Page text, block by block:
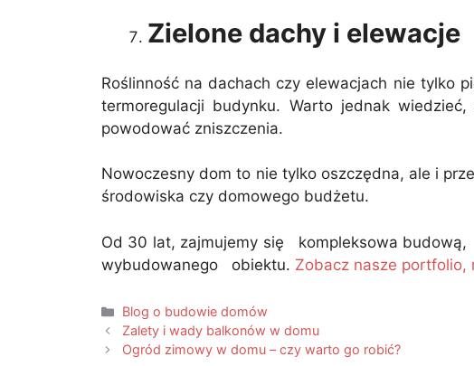
Zielone dachy i elewacje
Roślinność na dachach czy elewacjach nie tylko
termoregulacji budynku. Warto jednak
powodować zniszczenia.
Nowoczesny dom to nie tylko oszczędna, ale i
środowiska czy domowego budżetu.
Od 30 lat, zajmujemy się kompleksowa
wybudowanego obiektu. Zobacz nasze portfolio,
Blog o budowie domów
Zalety i wady balkonów w domu
Ogród zimowy w domu – czy warto go robić?